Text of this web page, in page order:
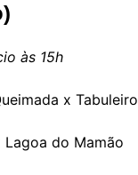
às 15h
x Tabuleiro
Lagoa do Mamão